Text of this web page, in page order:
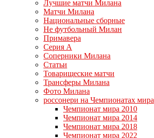
Лучшие матчи Милана
Матчи Милана
Национальные сборные
Не футбольный Милан
Примавера
Серия А
Соперники Милана
Статьи
Товарищеские матчи
Трансферы Милана
Фото Милана
россонери на Чемпионатах мира
Чемпионат мира 2010
Чемпионат мира 2014
Чемпионат мира 2018
Чемпионат мира 2022